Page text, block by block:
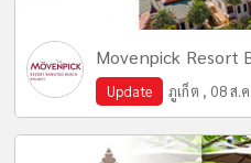
Movenpick Resort
Update ภูเก็ต , 08 ส.